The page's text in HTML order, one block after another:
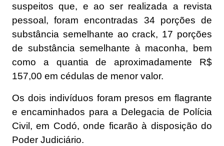
suspeitos que, e ao ser realizada a revista
pessoal, foram encontradas 34 porções de
substância semelhante ao crack, 17 porções
de substância semelhante à maconha, bem
como a quantia de aproximadamente R$
157,00 em cédulas de menor valor.
Os dois indivíduos foram presos em flagrante
e encaminhados para a Delegacia de Polícia
Civil, em Codó, onde ficarão à disposição do
Poder Judiciário.